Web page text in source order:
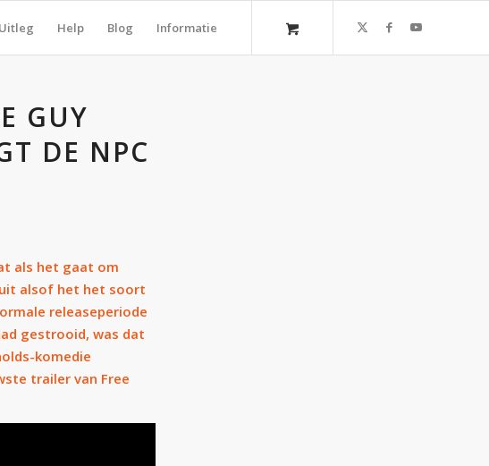
Uitleg Help Blog Informatie
GUY
DE NPC
als het gaat om
alsof het het soort
releaseperiode
gestrooid, was dat
komedie
trailer van Free